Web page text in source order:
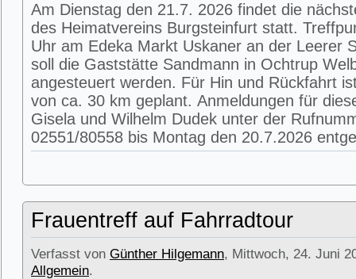
Am Dienstag den 21.7. 2026 findet die
des Heimatvereins Burgsteinfurt statt.
Uhr am Edeka Markt Uskaner an der Leerer
soll die Gaststätte Sandmann in Ochtrup
angesteuert werden. Für Hin und Rückfahrt
von ca. 30 km geplant. Anmeldungen für
Gisela und Wilhelm Dudek unter der
02551/80558 bis Montag den 20.7.2026
Frauentreff auf Fahrradtour
Verfasst von Günther Hilgemann, Mittwoch, 24. Juni
Allgemein.